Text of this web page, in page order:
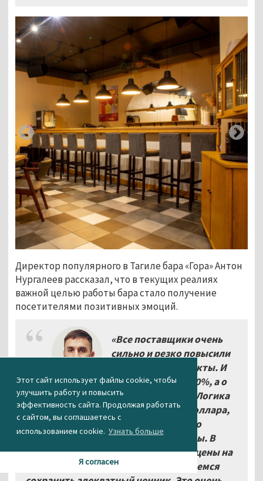
Этот сайт использует файлы cookie, чтобы
улучшить работу и повысить
эффективность сайта. Продолжая работать
с сайтом, вы соглашаетесь с
использованием cookie. Узнать больше
Я согласен
Директор популярного в Тагиле бара «Гора» Антон
Нургалеев рассказал, что в текущих реалиях
важной целью работы бара стало получение
посетителями позитивных эмоций.
«Все поставщики очень
сильно и резко повысили
цены на все продукты. И
речь идёт не о 5–10%, а о
30%, а в некоторых случаях и 100%! Логика
подъёма цен понятна: вырос курс доллара,
выросли и цены. Удивительно то, что
подорожали и отечественные товары. В
данный момент мы ещё не подняли цены на
позиции меню и до последнего пытаемся